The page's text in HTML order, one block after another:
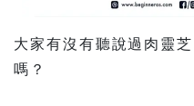
大家有沒有聽說過肉靈
嗎？